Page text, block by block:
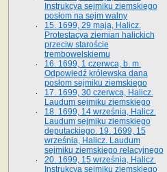
Instrukcya sejmiku ziemskiego
posłom na sejm walny
15. 1699, 29 maja, Halicz.
Protestacya ziemian halickich
przeciw staroście
trembowelskiemu
16. 1699, 1 czerwca, b. m.
Odpowiedź królewska dana
posłom sejmiku ziemskiego
17. 1699, 30 czerwca, Halicz.
Laudum sejmiku ziemskiego
18. 1699, 14 września, Halicz.
Laudum sejmiku ziemskiego
deputackiego. 19. 1699, 15
września, Halicz. Laudum
sejmiku ziemskiego relacyjnego
20. 1699, 15 września, Halicz.
Instrukcya sejmiku ziemskiego